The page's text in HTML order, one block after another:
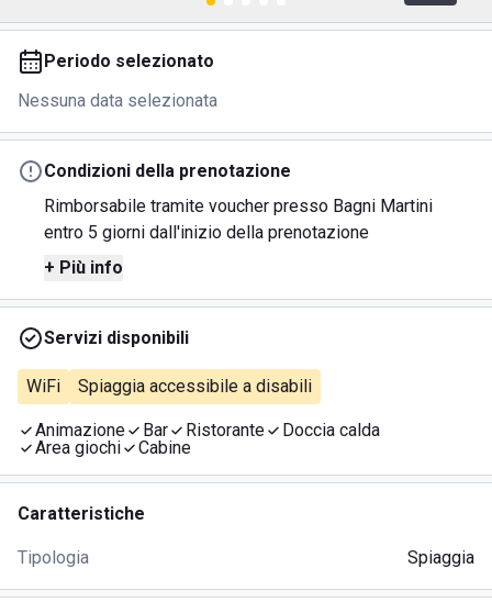
Periodo selezionato
Nessuna data selezionata
Condizioni della prenotazione
Rimborsabile tramite voucher presso Bagni Martini
entro 5 giorni dall'inizio della prenotazione
+ Più info
Servizi disponibili
WiFi Spiaggia accessibile a disabili
Animazione Bar Ristorante
Doccia calda
Area giochi
Cabine
Caratteristiche
Tipologia Spiaggia